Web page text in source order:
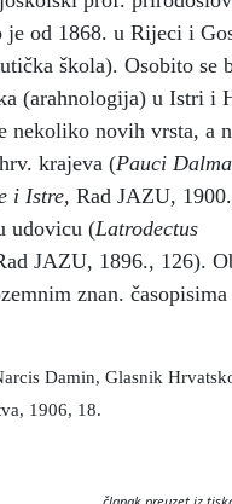
je od 1868. u Rijeci i
škola). Osobito se
(arahnologija) u Istri i
nekoliko novih vrsta, a
krajeva (Pauci
i Istre, Rad JAZU,
udovicu (Latrodectus
JAZU, 1896., 126).
znan.
Damin, Glasnik
1906, 18.